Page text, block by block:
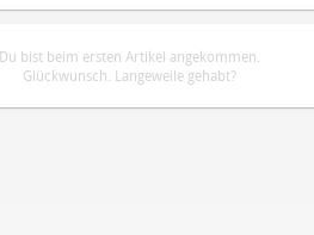
Du bist beim ersten Artikel angekommen.
Glückwunsch. Langeweile gehabt?